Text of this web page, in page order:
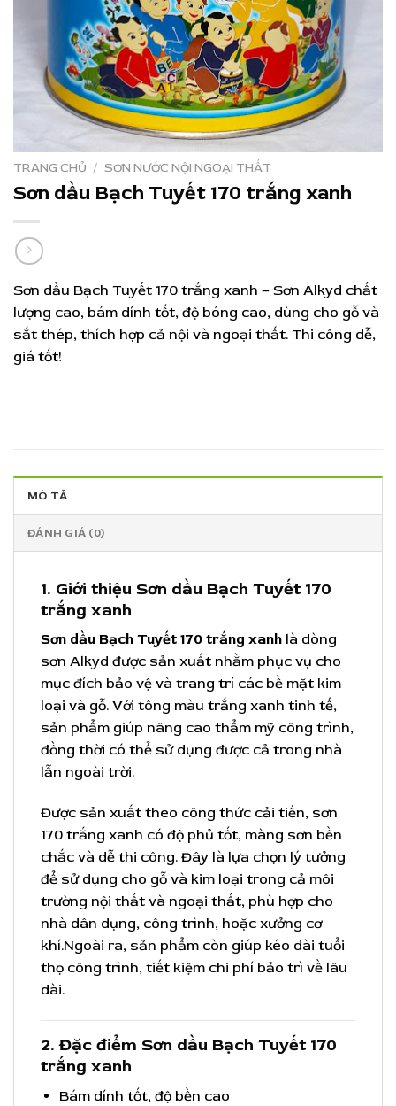
TRANG CHỦ / SƠN NƯỚC NỘI NGOẠI THẤT
Sơn dầu Bạch Tuyết 170 trắng xanh
Sơn dầu Bạch Tuyết 170 trắng xanh – Sơn Alkyd chất
lượng cao, bám dính tốt, độ bóng cao, dùng cho gỗ và
sắt thép, thích hợp cả nội và ngoại thất. Thi công dễ,
giá tốt!
MÔ TẢ
ĐÁNH GIÁ (0)
1. Giới thiệu Sơn dầu Bạch Tuyết 170
trắng xanh
Sơn dầu Bạch Tuyết 170 trắng xanh là dòng
sơn Alkyd được sản xuất nhằm phục vụ cho
mục đích bảo vệ và trang trí các bề mặt kim
loại và gỗ. Với tông màu trắng xanh tinh tế,
sản phẩm giúp nâng cao thẩm mỹ công trình,
đồng thời có thể sử dụng được cả trong nhà
lẫn ngoài trời.
Được sản xuất theo công thức cải tiến, sơn
170 trắng xanh có độ phủ tốt, màng sơn bền
chắc và dễ thi công. Đây là lựa chọn lý tưởng
để sử dụng cho gỗ và kim loại trong cả môi
trường nội thất và ngoại thất, phù hợp cho
nhà dân dụng, công trình, hoặc xưởng cơ
khí.Ngoài ra, sản phẩm còn giúp kéo dài tuổi
thọ công trình, tiết kiệm chi phí bảo trì về lâu
dài.
2. Đặc điểm Sơn dầu Bạch Tuyết 170
trắng xanh
Bám dính tốt, độ bền cao